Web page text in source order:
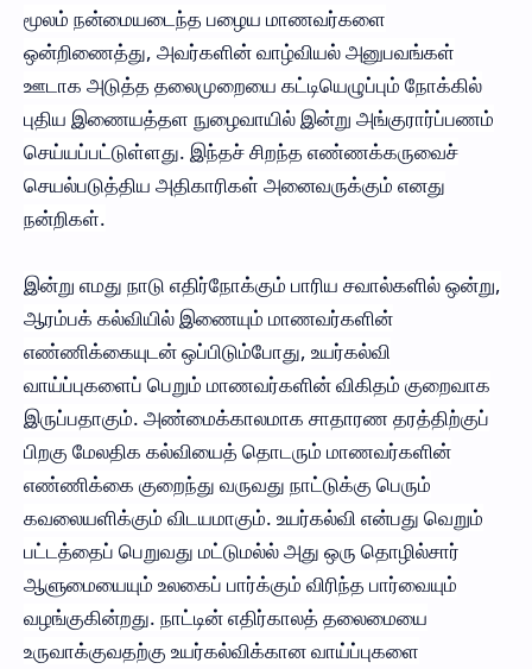
மூலம் நன்மையடைந்த பழைய மாணவர்களை
ஒன்றிணைத்து, அவர்களின் வாழ்வியல் அனுபவங்கள்
ஊடாக அடுத்த தலைமுறையை கட்டியெழுப்பும் நோக்கில்
புதிய இணையத்தள நுழைவாயில் இன்று அங்குரார்ப்பணம்
செய்யப்பட்டுள்ளது. இந்தச் சிறந்த எண்ணக்கருவைச்
செயல்படுத்திய அதிகாரிகள் அனைவருக்கும் எனது
நன்றிகள்.
இன்று எமது நாடு எதிர்நோக்கும் பாரிய சவால்களில் ஒன்று,
ஆரம்பக் கல்வியில் இணையும் மாணவர்களின்
எண்ணிக்கையுடன் ஒப்பிடும்போது, உயர்கல்வி
வாய்ப்புகளைப் பெறும் மாணவர்களின் விகிதம் குறைவாக
இருப்பதாகும். அண்மைக்காலமாக சாதாரண தரத்திற்குப்
பிறகு மேலதிக கல்வியைத் தொடரும் மாணவர்களின்
எண்ணிக்கை குறைந்து வருவது நாட்டுக்கு பெரும்
கவலையளிக்கும் விடயமாகும். உயர்கல்வி என்பது வெறும்
பட்டத்தைப் பெறுவது மட்டுமல்ல் அது ஒரு தொழில்சார்
ஆளுமையையும் உலகைப் பார்க்கும் விரிந்த பார்வையும்
வழங்குகின்றது. நாட்டின் எதிர்காலத் தலைமையை
உருவாக்குவதற்கு உயர்கல்விக்கான வாய்ப்புகளை